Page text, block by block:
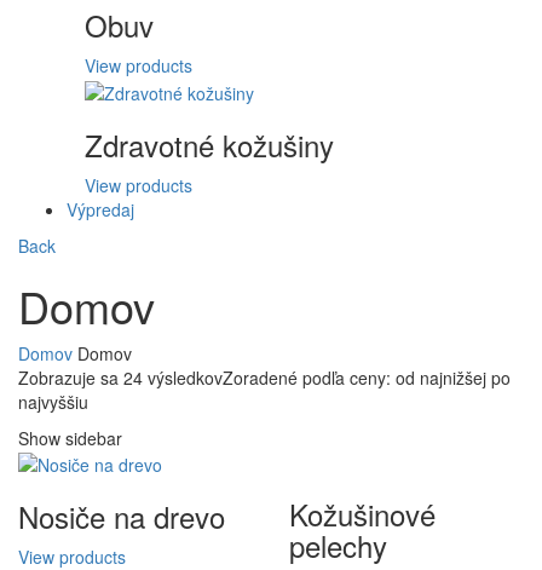
Obuv
View products
Zdravotné kožušiny
View products
Výpredaj
Back
Domov
Domov Domov
Zobrazuje sa 24 výsledkovZoradené podľa ceny: od najnižšej po
najvyššiu
Show sidebar
Nosiče na drevo
View products
Kožušinové
pelechy